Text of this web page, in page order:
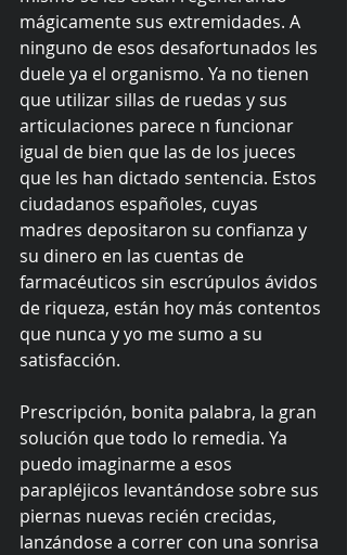
mágicamente sus extremidades. A
ninguno de esos desafortunados les
duele ya el organismo. Ya no tienen
que utilizar sillas de ruedas y sus
articulaciones parece n funcionar
igual de bien que las de los jueces
que les han dictado sentencia. Estos
ciudadanos españoles, cuyas
madres depositaron su confianza y
su dinero en las cuentas de
farmacéuticos sin escrúpulos ávidos
de riqueza, están hoy más contentos
que nunca y yo me sumo a su
satisfacción.
Prescripción, bonita palabra, la gran
solución que todo lo remedia. Ya
puedo imaginarme a esos
parapléjicos levantándose sobre sus
piernas nuevas recién crecidas,
lanzándose a correr con una sonrisa